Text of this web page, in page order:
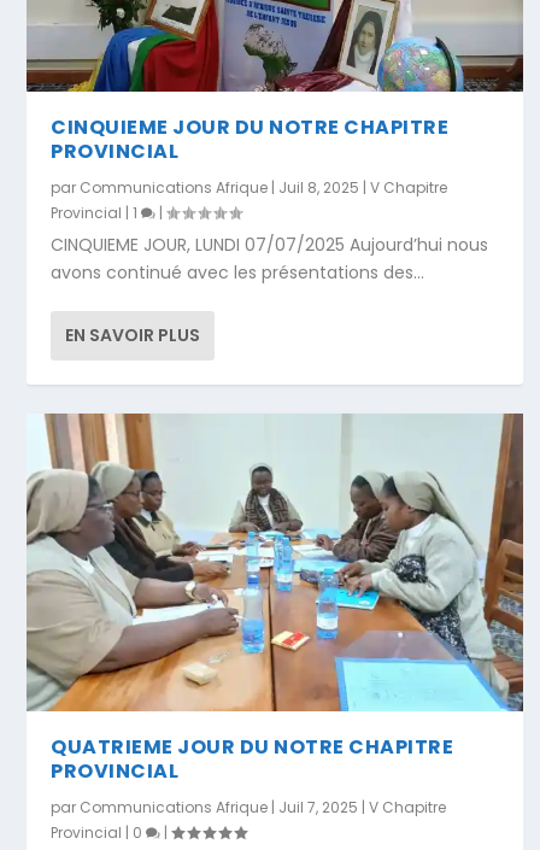
CINQUIEME JOUR DU NOTRE CHAPITRE
PROVINCIAL
par Communications Afrique | Juil 8, 2025 |V Chapitre
Provincial |1 |
CINQUIEME JOUR, LUNDI 07/07/2025 Aujourd’hui nous
avons continué avec les présentations des...
EN SAVOIR PLUS
QUATRIEME JOUR DU NOTRE CHAPITRE
PROVINCIAL
par Communications Afrique | Juil 7, 2025 |V Chapitre
Provincial | 0 |